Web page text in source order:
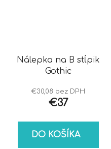
Nálepka na B stĺpik
Gothic
€30,08 bez DPH
€37
DO KOŠÍKA